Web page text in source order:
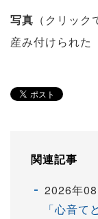
写真 （クリッ
産み付けられた
関連記事
2026年
「心音